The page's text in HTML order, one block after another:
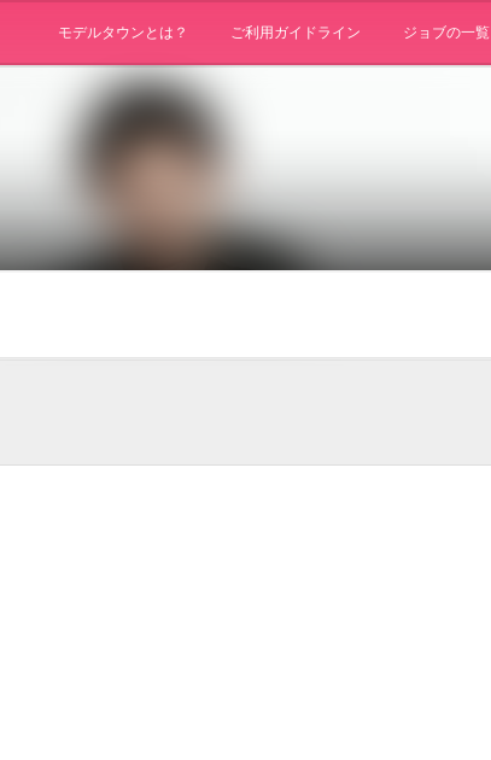
モデルタウンとは？ ご利用ガイドライン ジョブの一覧